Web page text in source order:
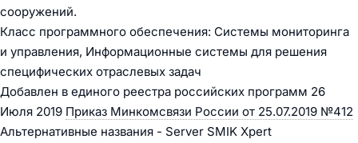
сооружений.
Класс программного обеспечения: Системы мониторинга
и управления, Информационные системы для решения
специфических отраслевых задач
Добавлен в единого реестра российских программ 26
Июля 2019 Приказ Минкомсвязи России от 25.07.2019 №412
Альтернативные названия - Server SMIK Xpert